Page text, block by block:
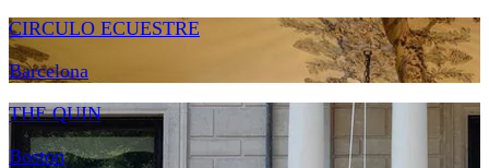
CIRCULO ECUESTRE
Barcelona
THE QUIN
Boston